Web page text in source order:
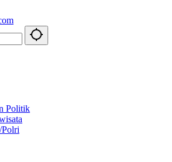
Politik